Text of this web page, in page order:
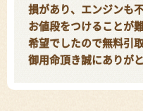
損があり、エンジンも
お値段をつけることが
希望でしたので無料引
御用命頂き誠にありが